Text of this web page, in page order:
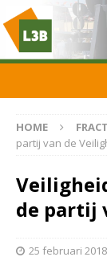
HOME
partij van de
de partij
25 februari 2018